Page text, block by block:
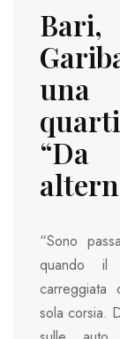
“Da
“Sono
quando il
sola corsia.